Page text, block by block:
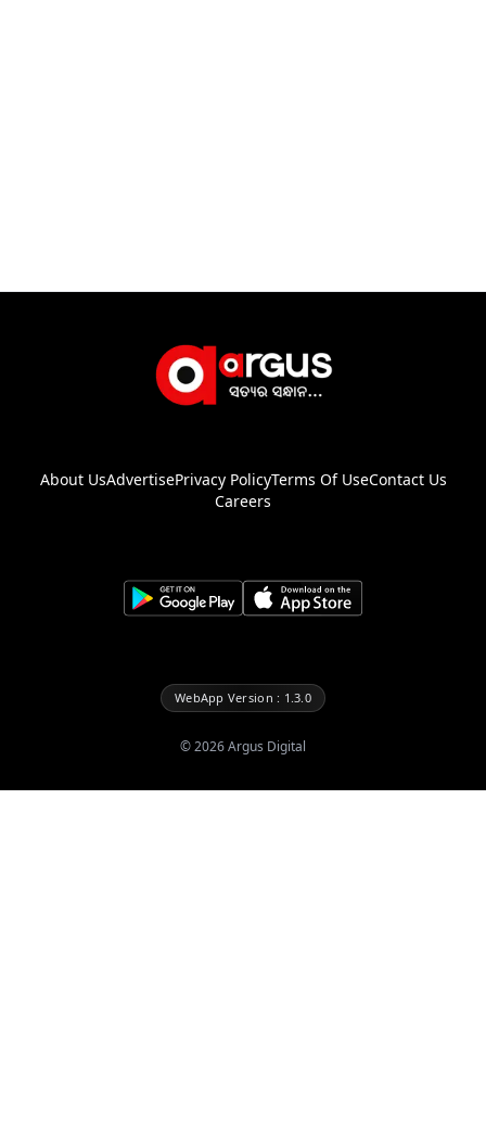
About UsAdvertisePrivacy PolicyTerms Of UseContact Us
Careers
WebApp Version : 1.3.0
©2026Argus Digital